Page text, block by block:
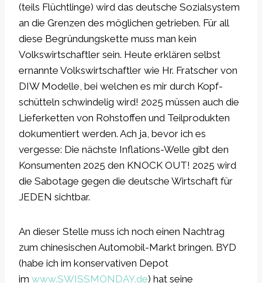
(teils Flüchtlinge) wird das deutsche Sozialsystem
an die Grenzen des möglichen getrieben. Für all
diese Begründungskette muss man kein
Volkswirtschaftler sein. Heute erklären selbst
ernannte Volkswirtschaftler wie Hr. Fratscher von
DIW Modelle, bei welchen es mir durch Kopf-
schütteln schwindelig wird! 2025 müssen auch die
Lieferketten von Rohstoffen und Teilprodukten
dokumentiert werden. Ach ja, bevor ich es
vergesse: Die nächste Inflations-Welle gibt den
Konsumenten 2025 den KNOCK OUT! 2025 wird
die Sabotage gegen die deutsche Wirtschaft für
JEDEN sichtbar.
An dieser Stelle muss ich noch einen Nachtrag
zum chinesischen Automobil-Markt bringen. BYD
(habe ich im konservativen Depot
im www.SWISSMONDAY.de) hat seine